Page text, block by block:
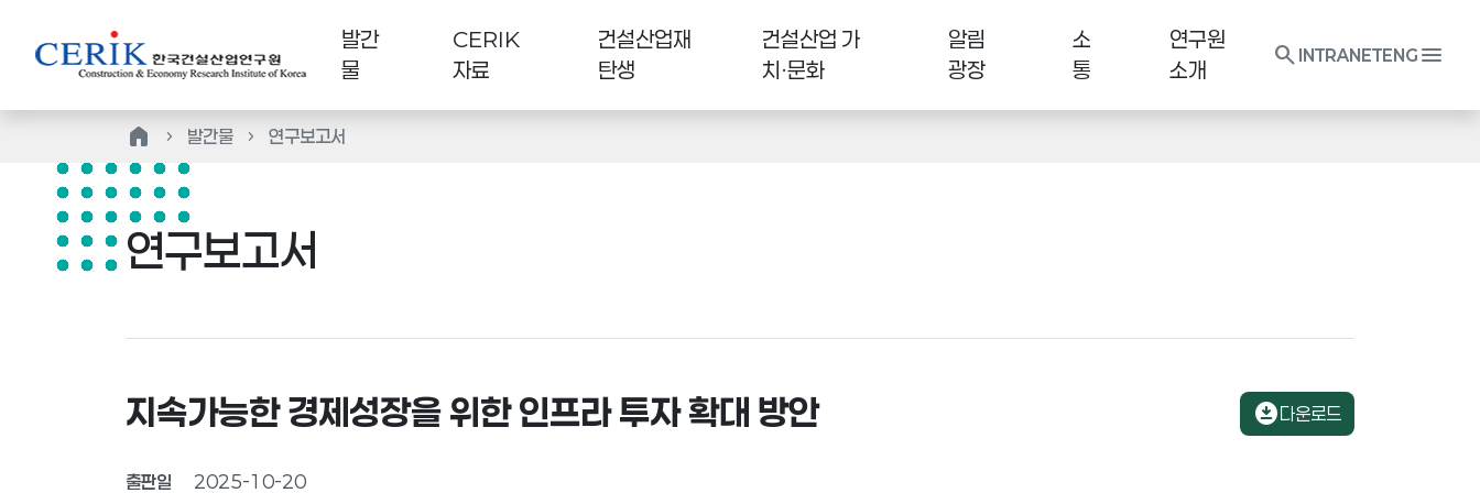
발간
물
CERIK
자료
건설산업재
탄생
건설산업 가
치·문화
알림
광장
소
통
연구원
소개
search INTRANETENG menu
home 발간물 연구보고서
연구보고서
지속가능한 경제성장을 위한 인프라 투자 확대 방안
출판일 2025-10-20
download_for_offline다운로드